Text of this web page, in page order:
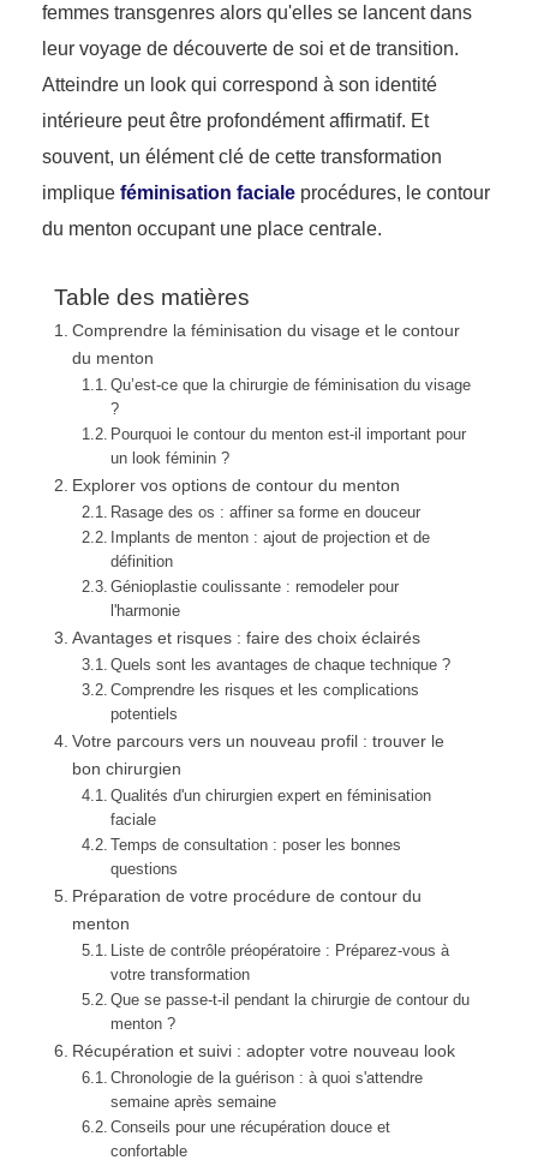
femmes transgenres alors qu'elles se lancent dans
leur voyage de découverte de soi et de transition.
Atteindre un look qui correspond à son identité
intérieure peut être profondément affirmatif. Et
souvent, un élément clé de cette transformation
implique féminisation faciale procédures, le contour
du menton occupant une place centrale.
Table des matières
Comprendre la féminisation du visage et le contour
du menton
Qu’est-ce que la chirurgie de féminisation du visage
?
Pourquoi le contour du menton est-il important pour
un look féminin ?
Explorer vos options de contour du menton
Rasage des os : affiner sa forme en douceur
Implants de menton : ajout de projection et de
définition
Génioplastie coulissante : remodeler pour
l'harmonie
Avantages et risques : faire des choix éclairés
Quels sont les avantages de chaque technique ?
Comprendre les risques et les complications
potentiels
Votre parcours vers un nouveau profil : trouver le
bon chirurgien
Qualités d'un chirurgien expert en féminisation
faciale
Temps de consultation : poser les bonnes
questions
Préparation de votre procédure de contour du
menton
Liste de contrôle préopératoire : Préparez-vous à
votre transformation
Que se passe-t-il pendant la chirurgie de contour du
menton ?
Récupération et suivi : adopter votre nouveau look
Chronologie de la guérison : à quoi s'attendre
semaine après semaine
Conseils pour une récupération douce et
confortable